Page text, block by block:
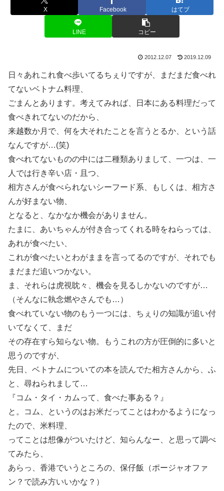
X Facebook はてブ
LINE コピー
2012.12.07 2019.12.09
日々あれこれ食べ歩いてるちぇりですが、まだまだ食べれ
てないベトナム料理、
ごまんとあります。考えてみれば、日本にある料理だって
食べきれてないのだから、
来越数か月で、何を大それたことを言うとるか、という話
なんですが…(笑)
食べれてないものの中には二種類ありまして、一つは、一
人では行き辛い店・且つ、
相方さんが食べられないシーフード系、もしくは、相方さ
んが好まない物、
となると、なかなか機会がありません。
たまに、あいちゃんが付き合ってくれる時をねらっては、
あれが食べたい、
これが食べたいとわがままを言ってるのですが、それでも
まだまだ追いつかない。
ま、それらは虎視眈々、機会を見るしかないのですが…
（そんなに執念燃やさんでも…）
食べれていない物のもう一つには、ちぇりの知識が追い付
いてなくて、まだ
その存在すら知らない物。もうこれの方が圧倒的に多いと
思うのですが、
先日、ベトナムについての本を読んでた相方さんから、ふ
と、尋ねられまして…
『コム・タイ・カムって、食べた事ある？』
と。コム、というのはお米だってことはわかるようになっ
たので、米料理、
ってことは想像がついたけど、知らんなー、と思って調べ
てみたら、
あらっ、香港でいうところの、保仔飯（ポージャオファ
ン？で読み方いいかな？）